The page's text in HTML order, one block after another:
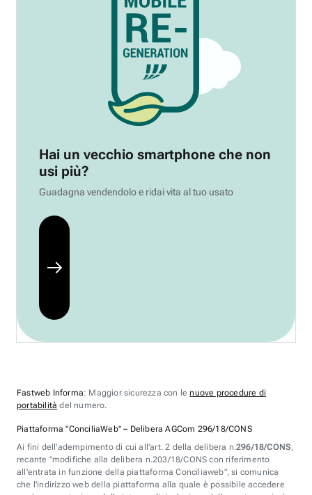
Hai un vecchio smartphone che non
usi più?
Guadagna vendendolo e ridai vita al tuo usato
Fastweb Informa: Maggior sicurezza con lenuove procedure di
portabilità del numero.
Piattaforma "ConciliaWeb" – Delibera AGCom 296/18/CONS
Ai fini dell'adempimento di cui all'art. 2 della delibera n.296/18/CONS,
recante "modifiche alla delibera n.203/18/CONS con riferimento
all'entrata in funzione della piattaforma Conciliaweb", si comunica
che l'indirizzo web della piattaforma alla quale è possibile accedere